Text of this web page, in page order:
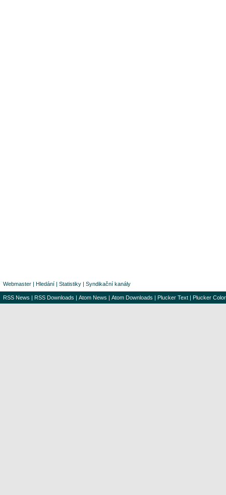
Webmaster | Hledání | Statistiky | Syndikační kanály
RSS News | RSS Downloads | Atom News | Atom Downloads | Plucker Text | Plucker Color